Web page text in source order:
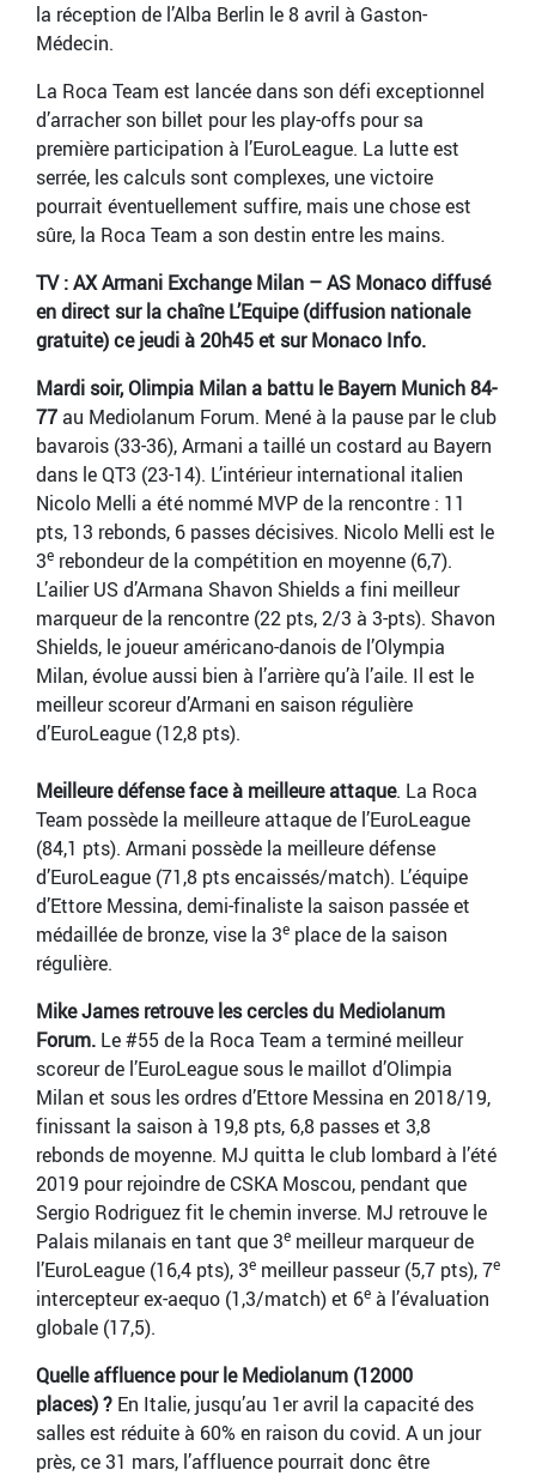
la réception de l’Alba Berlin le 8 avril à Gaston-
Médecin.
La Roca Team est lancée dans son défi exceptionnel
d’arracher son billet pour les play-offs pour sa
première participation à l’EuroLeague. La lutte est
serrée, les calculs sont complexes, une victoire
pourrait éventuellement suffire, mais une chose est
sûre, la Roca Team a son destin entre les mains.
TV : AX Armani Exchange Milan – AS Monaco diffusé
en direct sur la chaîne L’Equipe (diffusion nationale
gratuite) ce jeudi à 20h45 et sur Monaco Info.
Mardi soir, Olimpia Milan a battu le Bayern Munich 84-
77au Mediolanum Forum. Mené à la pause par le club
bavarois (33-36), Armani a taillé un costard au Bayern
dans le QT3 (23-14). L’intérieur international italien
Nicolo Melli a été nommé MVP de la rencontre : 11
pts, 13 rebonds, 6 passes décisives. Nicolo Melli est le
3e rebondeur de la compétition en moyenne (6,7).
L’ailier US d’Armana Shavon Shields a fini meilleur
marqueur de la rencontre (22 pts, 2/3 à 3-pts). Shavon
Shields, le joueur américano-danois de l’Olympia
Milan, évolue aussi bien à l’arrière qu’à l’aile. Il est le
meilleur scoreur d’Armani en saison régulière
d’EuroLeague (12,8 pts).
Meilleure défense face à meilleure attaque. La Roca
Team possède la meilleure attaque de l’EuroLeague
(84,1 pts). Armani possède la meilleure défense
d’EuroLeague (71,8 pts encaissés/match). L’équipe
d’Ettore Messina, demi-finaliste la saison passée et
médaillée de bronze, vise la 3e place de la saison
régulière.
Mike James retrouve les cercles du Mediolanum
Forum. Le #55 de la Roca Team a terminé meilleur
scoreur de l’EuroLeague sous le maillot d’Olimpia
Milan et sous les ordres d’Ettore Messina en 2018/19,
finissant la saison à 19,8 pts, 6,8 passes et 3,8
rebonds de moyenne. MJ quitta le club lombard à l’été
2019 pour rejoindre de CSKA Moscou, pendant que
Sergio Rodriguez fit le chemin inverse. MJ retrouve le
Palais milanais en tant que 3e meilleur marqueur de
l’EuroLeague (16,4 pts), 3e meilleur passeur (5,7 pts), 7e
intercepteur ex-aequo (1,3/match) et 6e à l’évaluation
globale (17,5).
Quelle affluence pour le Mediolanum (12000
places) ? En Italie, jusqu’au 1er avril la capacité des
salles est réduite à 60% en raison du covid. A un jour
près, ce 31 mars, l’affluence pourrait donc être